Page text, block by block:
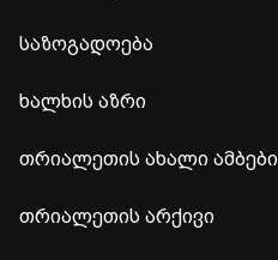
საზოგადოება
ხალხის აზრი
თრიალეთის ახალი ამბები
თრიალეთის არქივი